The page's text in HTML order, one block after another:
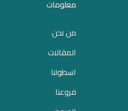
معلومات
من نحن
المقالات
اسطولنا
فروعنا